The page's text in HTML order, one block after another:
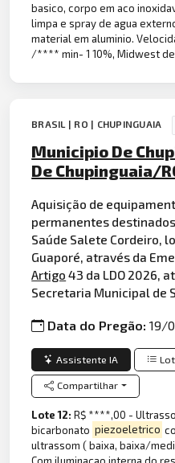
basico, corpo em aco
limpa e spray de agua externo.
material em aluminio.
/**** min- 1 10%, Midwest
BRASIL | RO | CHUPINGUAIA
Municipio De
De Chupinguaia/
Aquisição de
permanentes
Saúde Salete Cordeiro,
Guaporé, através da
Artigo 43 da LDO 2026,
Secretaria Municipal de
Data do Pregão:19/
Assistente IA
Compartilhar
Lote 12:R$ ****,00 -
bicarbonato piezoeletrico
ultrassom ( baixa, baixa/